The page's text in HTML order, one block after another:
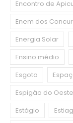
Encontro de
Enem dos
Energia Solar
Ensino médio
Esgoto
Espigão do Oeste
Estágio